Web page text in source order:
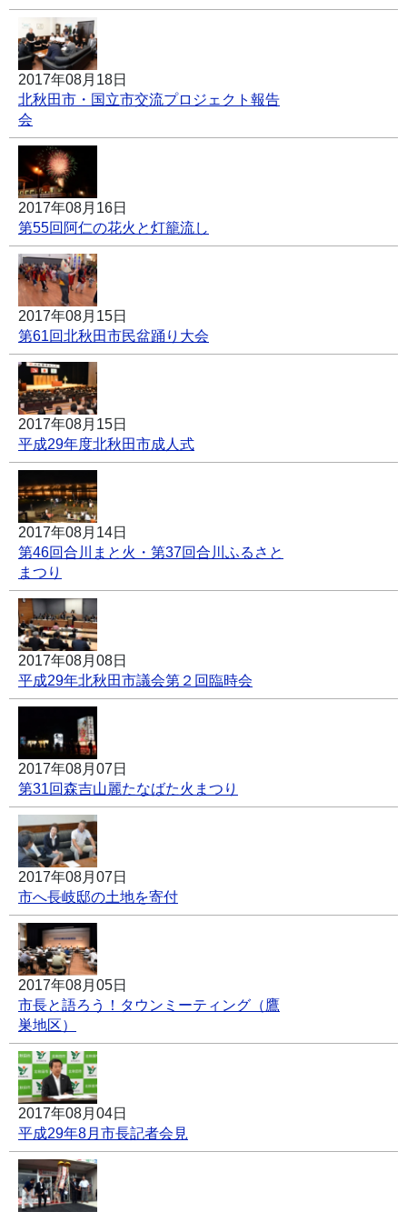
2017年08月18日
北秋田市・国立市交流プロジェクト報告
会
2017年08月16日
第55回阿仁の花火と灯籠流し
2017年08月15日
第61回北秋田市民盆踊り大会
2017年08月15日
平成29年度北秋田市成人式
2017年08月14日
第46回合川まと火・第37回合川ふるさと
まつり
2017年08月08日
平成29年北秋田市議会第２回臨時会
2017年08月07日
第31回森吉山麗たなばた火まつり
2017年08月07日
市へ長岐邸の土地を寄付
2017年08月05日
市長と語ろう！タウンミーティング（鷹
巣地区）
2017年08月04日
平成29年8月市長記者会見